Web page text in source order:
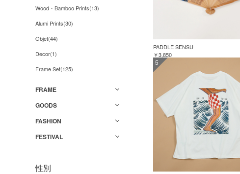
Wood・Bamboo Prints(13)
Alumi Prints(30)
Objet(44)
Decor(1)
Frame Set(125)
FRAME
GOODS
FASHION
FESTIVAL
性別
PADDLE SENSU
￥3,850
5